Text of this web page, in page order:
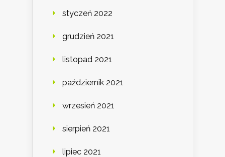
styczeń 2022
grudzień 2021
listopad 2021
październik 2021
wrzesień 2021
sierpień 2021
lipiec 2021